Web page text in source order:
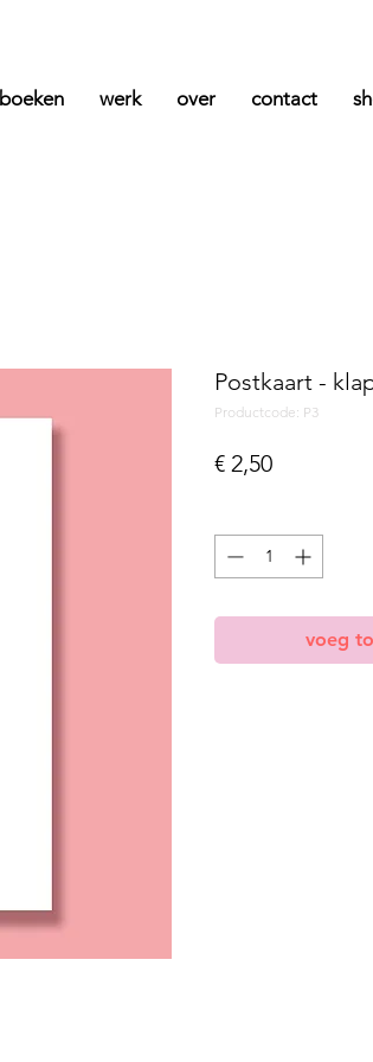
boeken werk over contact
Postkaart -
Productcode: P3
€ 2,50Prijs
voeg